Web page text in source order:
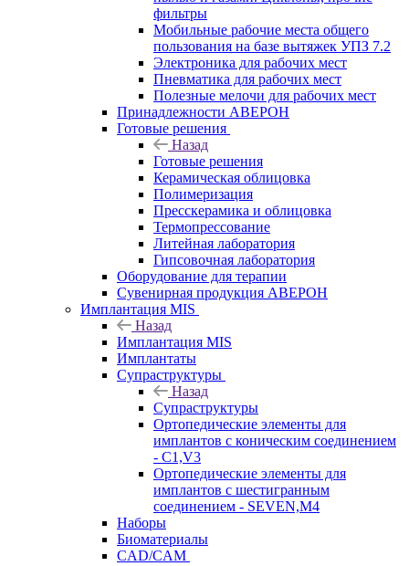
фильтры
Мобильные рабочие места общего
пользования на базе вытяжек УПЗ 7.2
Электроника для рабочих мест
Пневматика для рабочих мест
Полезные мелочи для рабочих мест
Принадлежности АВЕРОН
Готовые решения
Назад
Готовые решения
Керамическая облицовка
Полимеризация
Пресскерамика и облицовка
Термопрессование
Литейная лаборатория
Гипсовочная лаборатория
Оборудование для терапии
Сувенирная продукция АВЕРОН
Имплантация MIS
Назад
Имплантация MIS
Имплантаты
Супраструктуры
Назад
Супраструктуры
Ортопедические элементы для
имплантов с коническим соединением
- C1,V3
Ортопедические элементы для
имплантов с шестигранным
соединением - SEVEN,M4
Наборы
Биоматериалы
CAD/CAM